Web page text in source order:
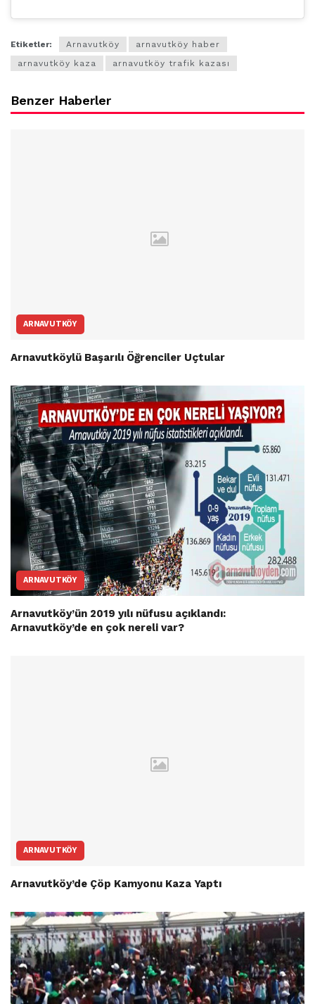
Etiketler: Arnavutköy
arnavutköy haber
arnavutköy kaza
arnavutköy trafik kazası
Benzer Haberler
ARNAVUTKÖY
Arnavutköylü Başarılı Öğrenciler Uçtular
ARNAVUTKÖY
Arnavutköy’ün 2019 yılı nüfusu açıklandı:
Arnavutköy’de en çok nereli var?
ARNAVUTKÖY
Arnavutköy’de Çöp Kamyonu Kaza Yaptı